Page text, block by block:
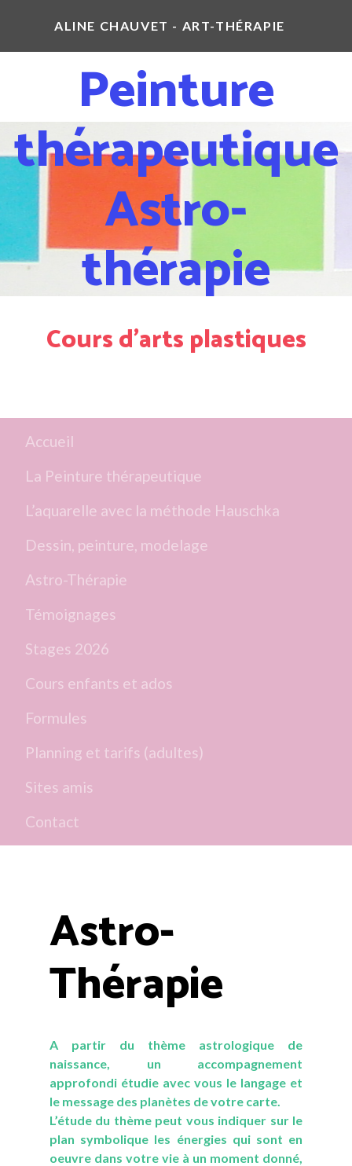
ALINE CHAUVET - ART-THÉRAPIE
Peinture
thérapeutique
Astro-
thérapie
Cours d'arts plastiques
Accueil
La Peinture thérapeutique
L’aquarelle avec la méthode Hauschka
Dessin, peinture, modelage
Astro-Thérapie
Témoignages
Stages 2026
Cours enfants et ados
Formules
Planning et tarifs (adultes)
Sites amis
Contact
Astro-
Thérapie
A partir du thème astrologique de
naissance, un accompagnement
approfondi étudie avec vous le langage et
le message des planètes de votre carte.
L’étude du thème peut vous indiquer sur le
plan symbolique les énergies qui sont en
oeuvre dans votre vie à un moment donné,